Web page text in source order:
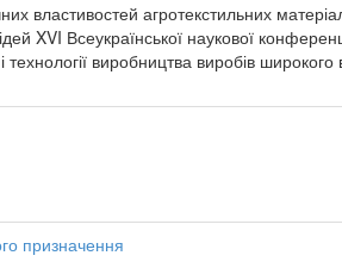
властивостей агротекстильних
XVI Всеукраїнської наукової
виробництва виробів широкого
призначення